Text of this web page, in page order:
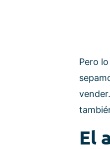
Pero
El